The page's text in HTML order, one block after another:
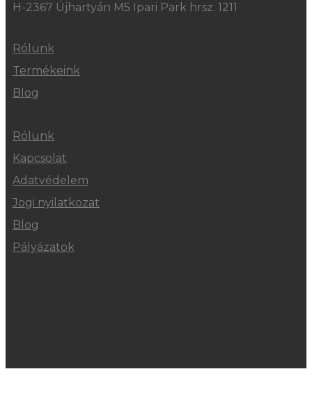
H-2367 Újhartyán M5 Ipari Park hrsz. 1211
Rólunk
Termékeink
Blog
Rólunk
Kapcsolat
Adatvédelem
Jogi nyilatkozat
Blog
Pályázatok